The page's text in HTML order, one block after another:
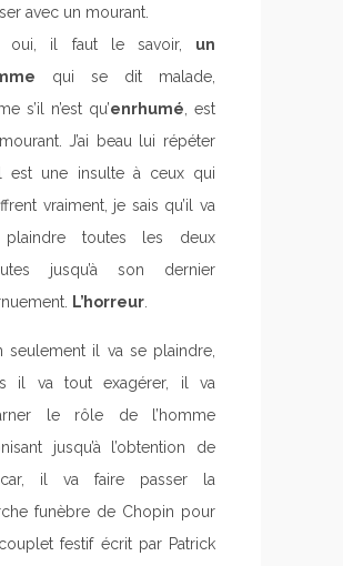
avec un mourant.
oui, il faut le savoir, un
qui se dit malade,
s’il n’est qu’enrhumé, est
J’ai beau lui répéter
est une insulte à ceux qui
vraiment, je sais qu’il va
toutes les deux
jusqu’à son dernier
L’horreur.
seulement il va se plaindre,
il va tout exagérer, il va
le rôle de l’homme
jusqu’à l’obtention de
il va faire passer la
funèbre de Chopin pour
festif écrit par Patrick